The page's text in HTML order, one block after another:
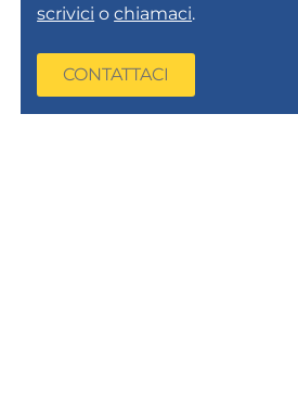
scrivici ochiamaci.
CONTATTACI